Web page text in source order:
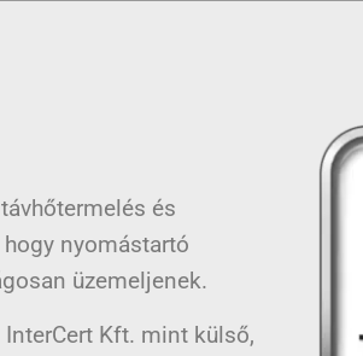
és
nyomástartó
üzemeljenek.
Kft. mint külső,